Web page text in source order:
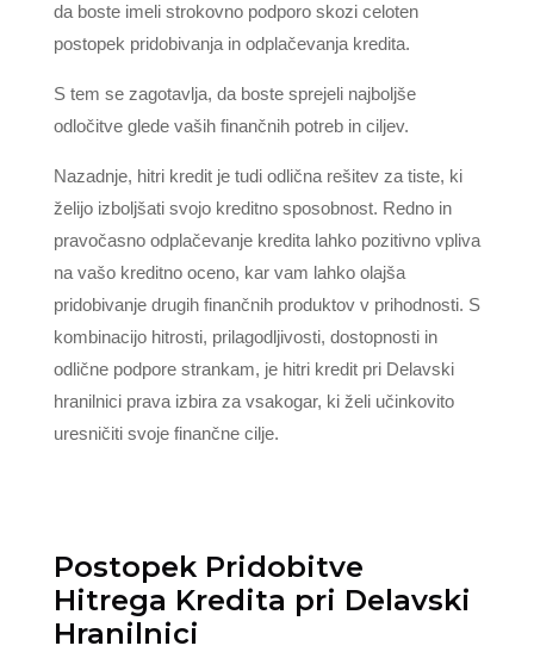
da boste imeli strokovno podporo skozi celoten
postopek pridobivanja in odplačevanja kredita.
S tem se zagotavlja, da boste sprejeli najboljše
odločitve glede vaših finančnih potreb in ciljev.
Nazadnje, hitri kredit je tudi odlična rešitev za tiste, ki
želijo izboljšati svojo kreditno sposobnost. Redno in
pravočasno odplačevanje kredita lahko pozitivno vpliva
na vašo kreditno oceno, kar vam lahko olajša
pridobivanje drugih finančnih produktov v prihodnosti. S
kombinacijo hitrosti, prilagodljivosti, dostopnosti in
odlične podpore strankam, je hitri kredit pri Delavski
hranilnici prava izbira za vsakogar, ki želi učinkovito
uresničiti svoje finančne cilje.
Postopek Pridobitve
Hitrega Kredita pri Delavski
Hranilnici